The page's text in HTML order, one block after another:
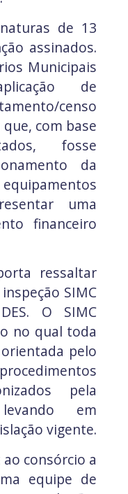
de 13
assinados.
Municipais
de
censo
com base
fosse
da
uma
financeiro
ressaltar
SIMC
O SIMC
no qual toda
pelo
pela
em
vigente.
consórcio a
equipe de